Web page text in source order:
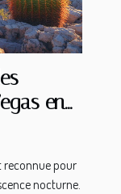
en
reconnue pour
nocturne.